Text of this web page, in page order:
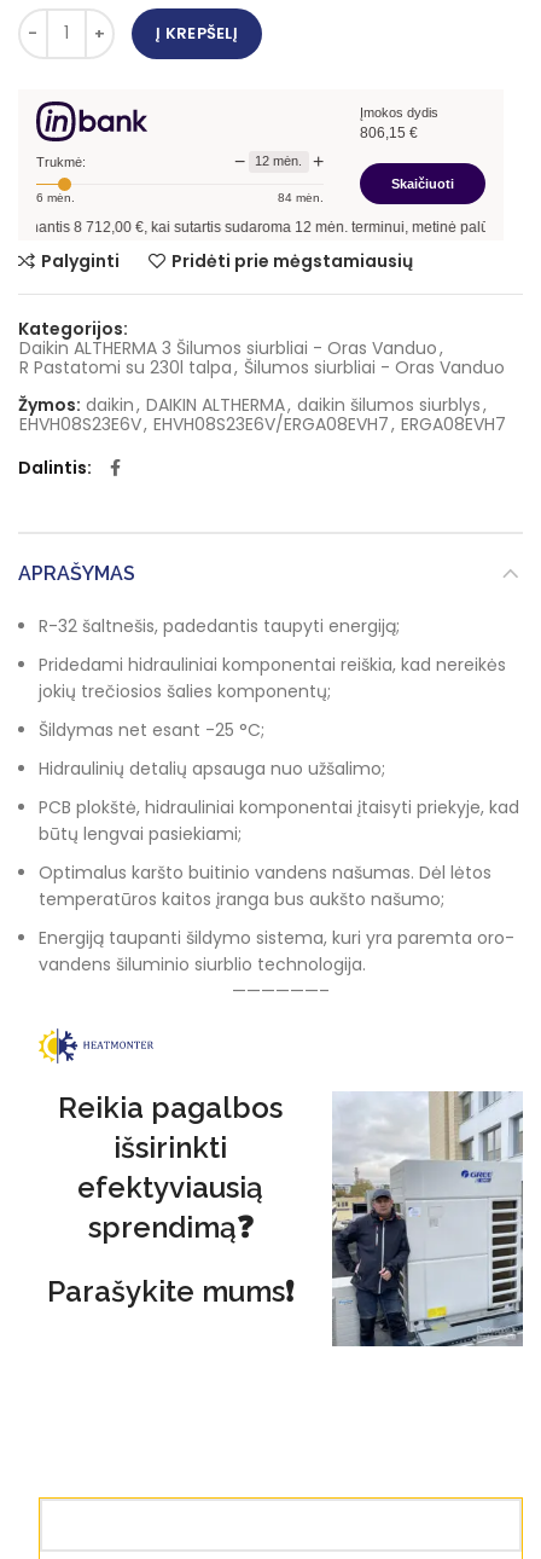
Į KREPŠELĮ
Trukmė: − 12 mėn. +
6 mėn. 84mėn.
Įmokos dydis
806,15 €
Skaičiuoti
8 712,00€, kai sutartis sudaroma12mėn. terminui, metinė palūkanų norma –
Palyginti Pridėti prie mėgstamiausių
Kategorijos:
Daikin ALTHERMA 3 Šilumos siurbliai - Oras Vanduo,
R Pastatomi su 230l talpa, Šilumos siurbliai - Oras Vanduo
Žymos: daikin, DAIKIN ALTHERMA, daikin šilumos siurblys,
EHVH08S23E6V, EHVH08S23E6V/ERGA08EVH7, ERGA08EVH7
Dalintis
APRAŠYMAS
R-32 šaltnešis, padedantis taupyti energiją;
Pridedami hidrauliniai komponentai reiškia, kad nereikės
jokių trečiosios šalies komponentų;
Šildymas net esant -25 °C;
Hidraulinių detalių apsauga nuo užšalimo;
PCB plokštė, hidrauliniai komponentai įtaisyti priekyje, kad
būtų lengvai pasiekiami;
Optimalus karšto buitinio vandens našumas. Dėl lėtos
temperatūros kaitos įranga bus aukšto našumo;
Energiją taupanti šildymo sistema, kuri yra paremta oro-
vandens šiluminio siurblio technologija.
——————–
Reikia pagalbos
išsirinkti
efektyviausią
sprendimą❓
Parašykite mums❗